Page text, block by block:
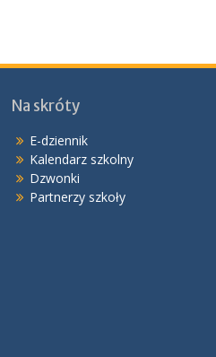
Na skróty
E-dziennik
Kalendarz szkolny
Dzwonki
Partnerzy szkoły